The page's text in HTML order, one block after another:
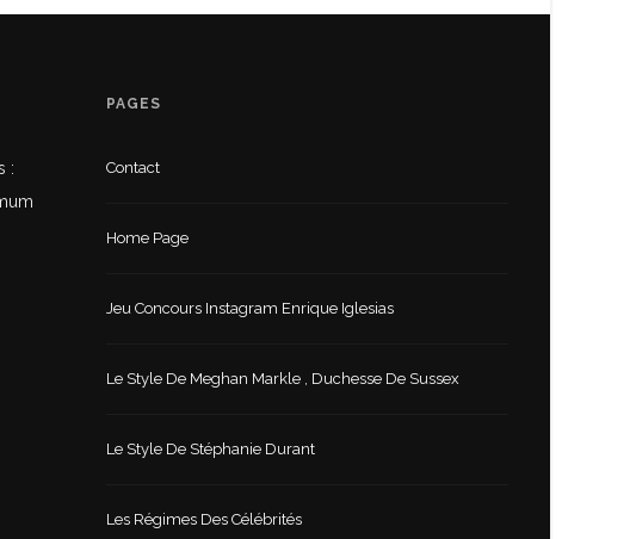
:
PAGES
Contact
Home Page
Jeu Concours Instagram Enrique Iglesias
Le Style De Meghan Markle , Duchesse De Sussex
Le Style De Stéphanie Durant
Les Régimes Des Célébrités